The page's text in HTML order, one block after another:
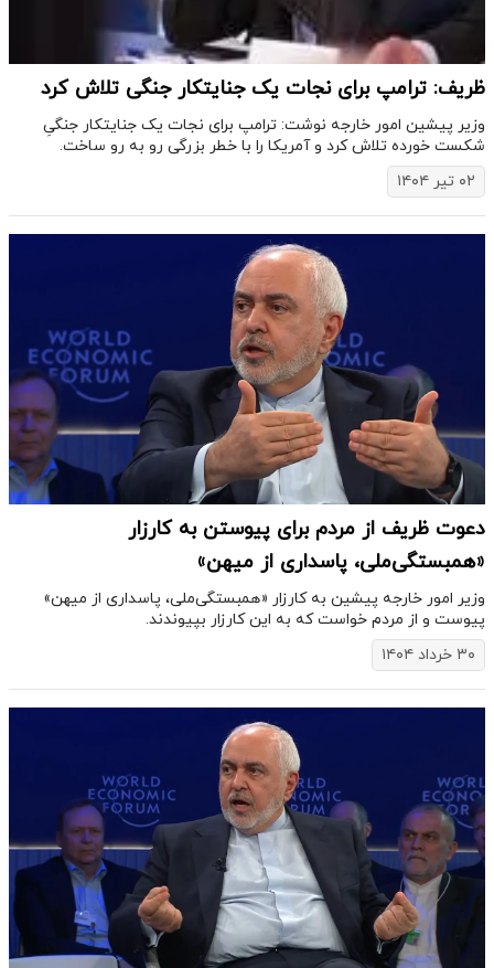
ظریف: ترامپ برای نجات یک جنایتکار جنگی تلاش کرد
وزیر پیشین امور خارجه نوشت: ترامپ برای نجات یک جنایتکار جنگیِ
شکست خورده تلاش کرد و آمریکا را با خطر بزرگی رو به رو ساخت.
۰۲ تیر ۱۴۰۴
دعوت ظریف از مردم برای پیوستن به کارزار
«همبستگی‌ملی، پاسداری از میهن»
وزیر امور خارجه پیشین به کارزار «همبستگی‌ملی، پاسداری از میهن»
پیوست و از مردم خواست که به این کارزار بپیوندند.
۳۰ خرداد ۱۴۰۴